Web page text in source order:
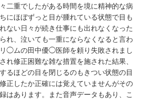
二重でしたがある時間を境に精神的な病
にほぼずっと目が腫れている状態で目も
ない日々が続き仕事にも出れなくなった
れ、泣いても一重にならなくなると言わ
◯ムの田中優◯医師を頼り失敗されまし
れ修正困難な雑な措置を施された結果、
るほどの目を閉じるのもきつい状態の目
正したか正確には覚えていませんがその
はあります。また音声データもあり、こ